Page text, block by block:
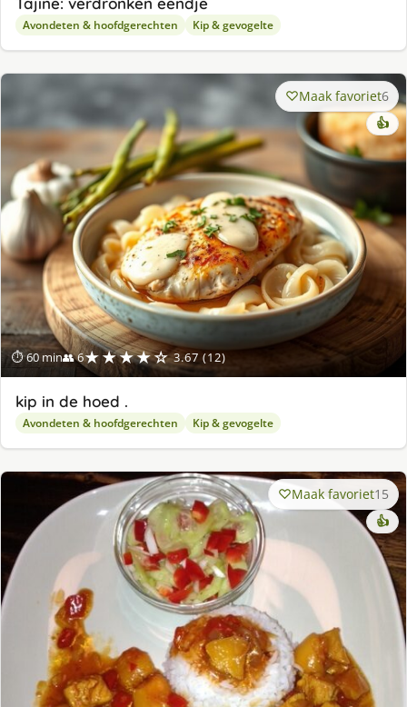
Avondeten & hoofdgerechten Kip & gevogelte
⏱ 60 min👥 6★★★★☆ 3.67 (12)
Maak favoriet6
👍
kip in de hoed .
Avondeten & hoofdgerechten Kip & gevogelte
Maak favoriet15
👍